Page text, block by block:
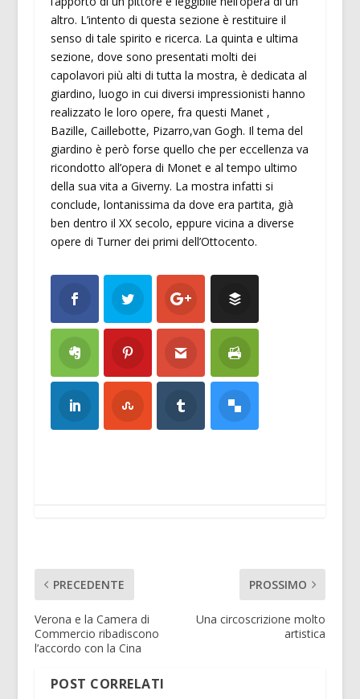
altro. L’intento di questa sezione è restituire il
senso di tale spirito e ricerca. La quinta e ultima
sezione, dove sono presentati molti dei
capolavori più alti di tutta la mostra, è dedicata al
giardino, luogo in cui diversi impressionisti hanno
realizzato le loro opere, fra questi Manet ,
Bazille, Caillebotte, Pizarro,van Gogh. Il tema del
giardino è però forse quello che per eccellenza va
ricondotto all’opera di Monet e al tempo ultimo
della sua vita a Giverny. La mostra infatti si
conclude, lontanissima da dove era partita, già
ben dentro il XX secolo, eppure vicina a diverse
opere di Turner dei primi dell’Ottocento.
PRECEDENTE
Verona e la Camera di
Commercio ribadiscono
l’accordo con la Cina
PROSSIMO
Una circoscrizione molto
artistica
POST CORRELATI